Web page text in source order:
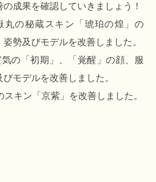
成果を確認していきましょう！
丸の秘蔵スキン「琥珀の煌」の
勢及びモデルを改善しました。
の「初期」、「覚醒」の顔、服
モデルを改善しました。
キン「京紫」を改善しました。